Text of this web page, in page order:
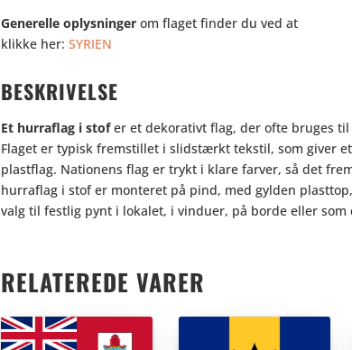
Generelle oplysninger om flaget finder du ved at
klikke her:SYRIEN
BESKRIVELSE
Et hurraflag i stofer et dekorativt flag, der ofte bruges
Flaget er typisk fremstillet i slidstærkt tekstil, som giver
plastflag. Nationens flag er trykt i klare farver, så det
hurraflag i stof er monteret på pind, med gylden
valg til festlig pynt i lokalet, i vinduer, på borde eller
RELATEREDE VARER